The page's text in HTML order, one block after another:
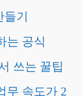
기
는 공식
쓰는 꿀팁
무 속도가 2